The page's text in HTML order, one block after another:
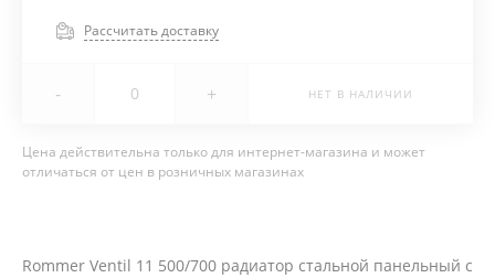
Рассчитать доставку
- + НЕТ В НАЛИЧИИ
Цена действительна только для интернет-магазина и может
отличаться от цен в розничных магазинах
Rommer Ventil 11 500/700 радиатор стальной панельный с